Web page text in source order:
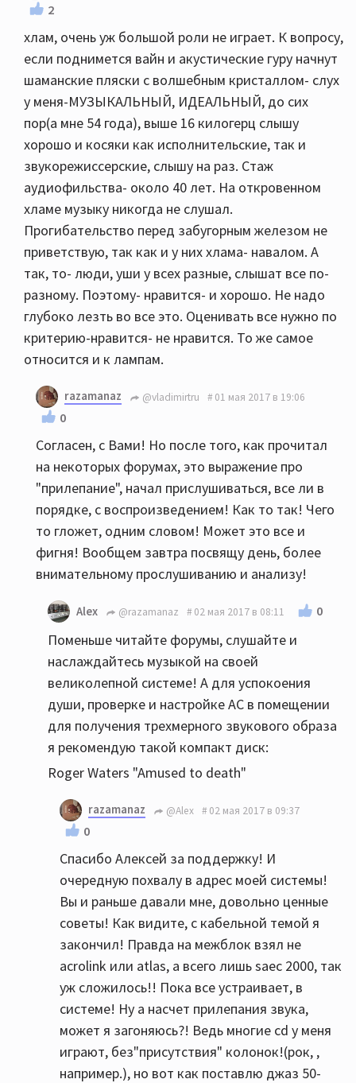
2
хлам, очень уж большой роли не играет. К вопросу,
если поднимется вайн и акустические гуру начнут
шаманские пляски с волшебным кристаллом- слух
у меня-МУЗЫКАЛЬНЫЙ, ИДЕАЛЬНЫЙ, до сих
пор(а мне 54 года), выше 16 килогерц слышу
хорошо и косяки как исполнительские, так и
звукорежиссерские, слышу на раз. Стаж
аудиофильства- около 40 лет. На откровенном
хламе музыку никогда не слушал.
Прогибательство перед забугорным железом не
приветствую, так как и у них хлама- навалом. А
так, то- люди, уши у всех разные, слышат все по-
разному. Поэтому- нравится- и хорошо. Не надо
глубоко лезть во все это. Оценивать все нужно по
критерию-нравится- не нравится. То же самое
относится и к лампам.
razamanaz @vladimirtru 01 мая 2017 в 19:06
0
Согласен, с Вами! Но после того, как прочитал
на некоторых форумах, это выражение про
"прилепание", начал прислушиваться, все ли в
порядке, с воспроизведением! Как то так! Чего
то гложет, одним словом! Может это все и
фигня! Вообщем завтра посвящу день, более
внимательному прослушиванию и анализу!
Alex @razamanaz 02 мая 2017 в 08:11 0
Поменьше читайте форумы, слушайте и
наслаждайтесь музыкой на своей
великолепной системе! А для успокоения
души, проверке и настройке АС в помещении
для получения трехмерного звукового образа
я рекомендую такой компакт диск:
Roger Waters "Amused to death"
razamanaz @Alex 02 мая 2017 в 09:37
0
Спасибо Алексей за поддержку! И
очередную похвалу в адрес моей системы!
Вы и раньше давали мне, довольно ценные
советы! Как видите, с кабельной темой я
закончил! Правда на межблок взял не
acrolink или atlas, а всего лишь saec 2000, так
уж сложилось!! Пока все устраивает, в
системе! Ну а насчет прилепания звука,
может я загоняюсь?! Ведь многие cd у меня
играют, без"присутствия" колонок!(рок, ,
например.), но вот как поставлю джаз 50-